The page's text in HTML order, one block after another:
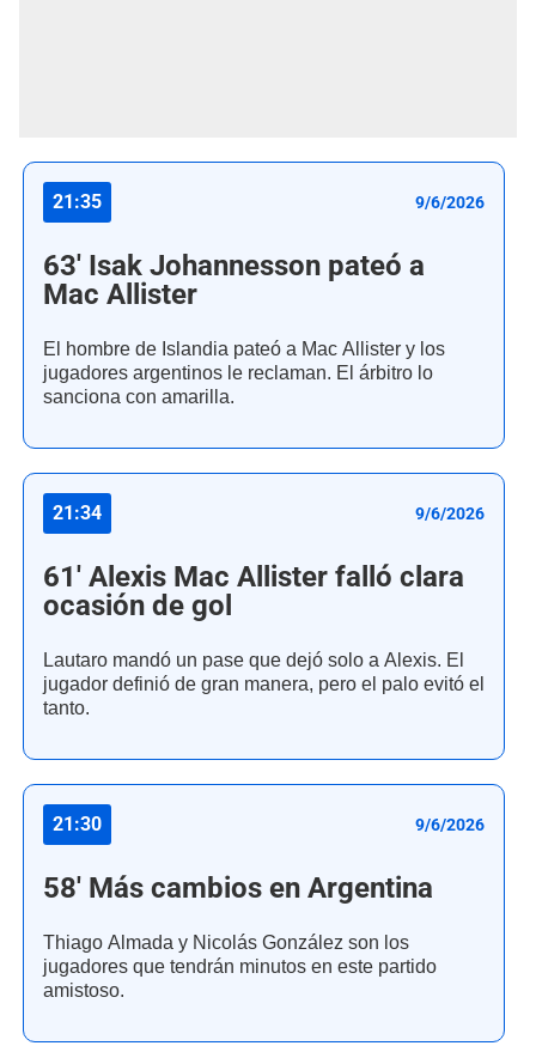
21:35 9/6/2026
63' Isak Johannesson pateó a
Mac Allister
El hombre de Islandia pateó a Mac Allister y los
jugadores argentinos le reclaman. El árbitro lo
sanciona con amarilla.
21:34 9/6/2026
61' Alexis Mac Allister falló clara
ocasión de gol
Lautaro mandó un pase que dejó solo a Alexis. El
jugador definió de gran manera, pero el palo evitó el
tanto.
21:30 9/6/2026
58' Más cambios en Argentina
Thiago Almada y Nicolás González son los
jugadores que tendrán minutos en este partido
amistoso.